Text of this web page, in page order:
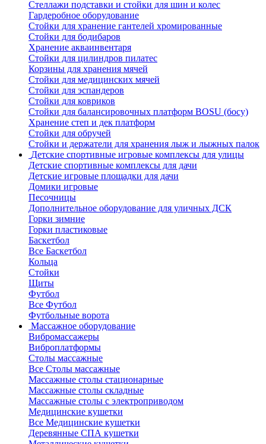
Стеллажи подставки и стойки для шин и колес
Гардеробное оборудование
Стойки для хранение гантелей хромированные
Стойки для бодибаров
Хранение акваинвентаря
Стойки для цилиндров пилатес
Корзины для хранения мячей
Стойки для медицинских мячей
Стойки для эспандеров
Стойки для ковриков
Стойки для балансировочных платформ BOSU (босу)
Хранение степ и дек платформ
Стойки для обручей
Стойки и держатели для хранения лыж и лыжных палок
Детские спортивные игровые комплексы для улицы
Детские спортивные комплексы для дачи
Детские игровые площадки для дачи
Домики игровые
Песочницы
Дополнительное оборудование для уличных ДСК
Горки зимние
Горки пластиковые
Баскетбол
Все Баскетбол
Кольца
Стойки
Щиты
Футбол
Все Футбол
Футбольные ворота
Массажное оборудование
Вибромассажеры
Виброплатформы
Столы массажные
Все Столы массажные
Массажные столы стационарные
Массажные столы складные
Массажные столы с электроприводом
Медицинские кушетки
Все Медицинские кушетки
Деревянные СПА кушетки